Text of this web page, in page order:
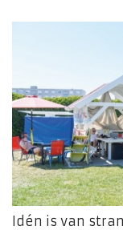
Idén is van